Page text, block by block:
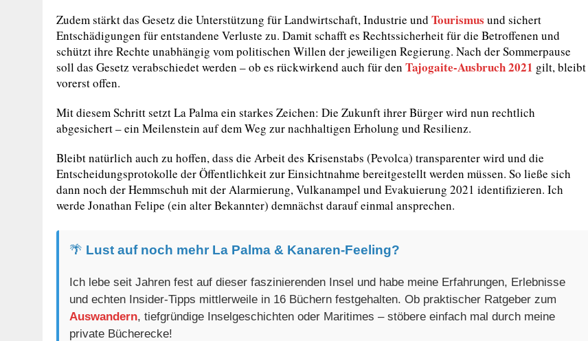
Zudem stärkt das Gesetz die Unterstützung für Landwirtschaft, Industrie und Tourismus und sichert
Entschädigungen für entstandene Verluste zu. Damit schafft es Rechtssicherheit für die Betroffenen und
schützt ihre Rechte unabhängig vom politischen Willen der jeweiligen Regierung. Nach der Sommerpause
soll das Gesetz verabschiedet werden – ob es rückwirkend auch für den Tajogaite-Ausbruch 2021 gilt, bleibt
vorerst offen.
Mit diesem Schritt setzt La Palma ein starkes Zeichen: Die Zukunft ihrer Bürger wird nun rechtlich
abgesichert – ein Meilenstein auf dem Weg zur nachhaltigen Erholung und Resilienz.
Bleibt natürlich auch zu hoffen, dass die Arbeit des Krisenstabs (Pevolca) transparenter wird und die
Entscheidungsprotokolle der Öffentlichkeit zur Einsichtnahme bereitgestellt werden müssen. So ließe sich
dann noch der Hemmschuh mit der Alarmierung, Vulkanampel und Evakuierung 2021 identifizieren. Ich
werde Jonathan Felipe (ein alter Bekannter) demnächst darauf einmal ansprechen.
🌴 Lust auf noch mehr La Palma & Kanaren-Feeling?
Ich lebe seit Jahren fest auf dieser faszinierenden Insel und habe meine Erfahrungen, Erlebnisse
und echten Insider-Tipps mittlerweile in 16 Büchern festgehalten. Ob praktischer Ratgeber zum
Auswandern, tiefgründige Inselgeschichten oder Maritimes – stöbere einfach mal durch meine
private Bücherecke!